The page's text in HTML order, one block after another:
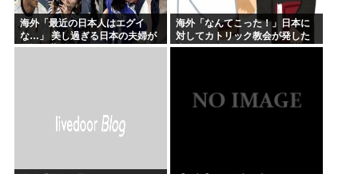
海外「最近の日本人はエグイ
な…」 美し過ぎる日本の夫婦が
W杯で世界に見つかってしまう
海外「なんてこった！」日本に
対してカトリック教会が発した
声明に海外からコメントが殺到